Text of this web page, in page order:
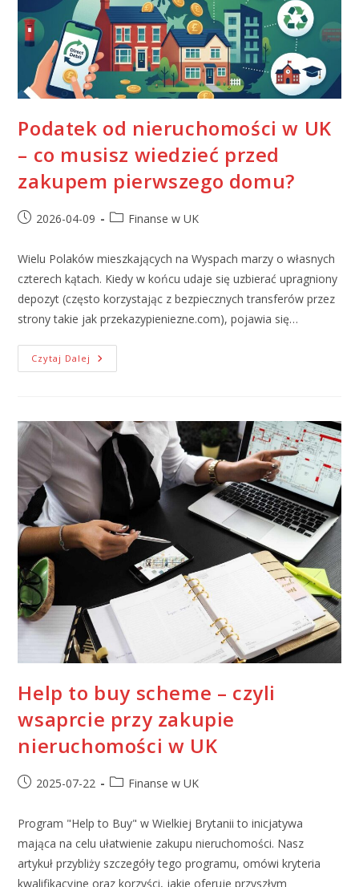
Podatek od nieruchomości w UK
– co musisz wiedzieć przed
zakupem pierwszego domu?
2026-04-09 Finanse w UK
Wielu Polaków mieszkających na Wyspach marzy o własnych
czterech kątach. Kiedy w końcu udaje się uzbierać upragniony
depozyt (często korzystając z bezpiecznych transferów przez
strony takie jak przekazypieniezne.com), pojawia się…
Czytaj Dalej
Help to buy scheme – czyli
wsaprcie przy zakupie
nieruchomości w UK
2025-07-22 Finanse w UK
Program "Help to Buy" w Wielkiej Brytanii to inicjatywa
mająca na celu ułatwienie zakupu nieruchomości. Nasz
artykuł przybliży szczegóły tego programu, omówi kryteria
kwalifikacyjne oraz korzyści, jakie oferuje przyszłym